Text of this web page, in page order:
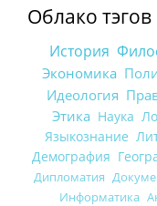
Облако тэгов
История
Экономика
Идеология
Этика Наука
Языкознание
Демография
Дипломатия
Информатика